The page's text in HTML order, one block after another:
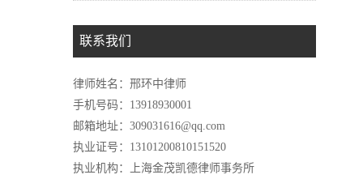
联系我们
律师姓名：邢环中律师
手机号码：13918930001
邮箱地址：309031616@qq.com
执业证号：13101200810151520
执业机构：上海金茂凯德律师事务所